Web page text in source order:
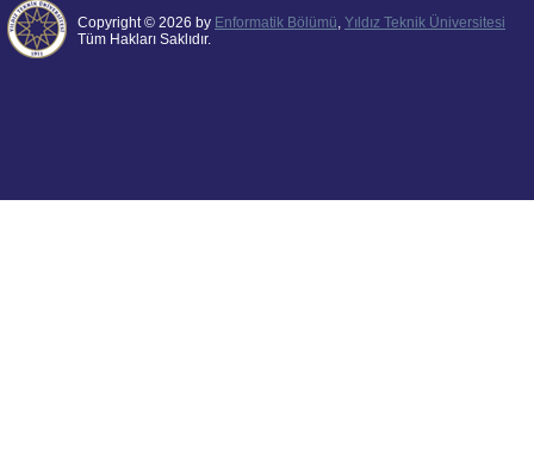
Copyright © 2026 by Enformatik Bölümü, Yıldız Teknik Üniversitesi
Tüm Hakları Saklıdır.